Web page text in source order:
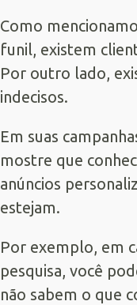
Como
funil, existem
Por outro lado,
indecisos.
Em suas
mostre que
anúncios
estejam.
Por exemplo, em
pesquisa, você
não sabem o que